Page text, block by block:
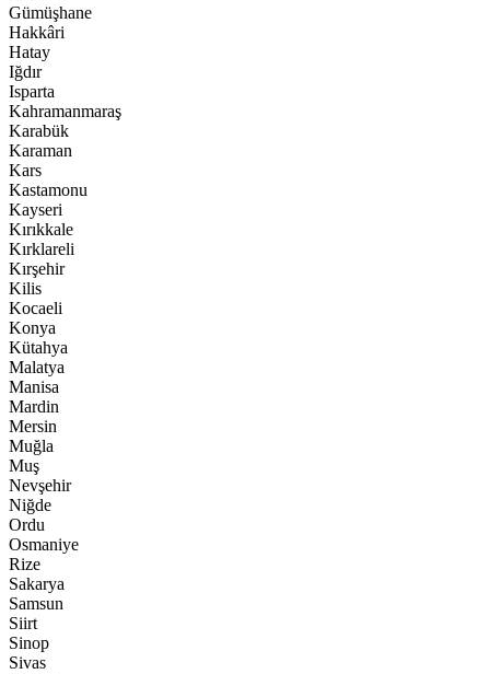
Gümüşhane
Hakkâri
Hatay
Iğdır
Isparta
Kahramanmaraş
Karabük
Karaman
Kars
Kastamonu
Kayseri
Kırıkkale
Kırklareli
Kırşehir
Kilis
Kocaeli
Konya
Kütahya
Malatya
Manisa
Mardin
Mersin
Muğla
Muş
Nevşehir
Niğde
Ordu
Osmaniye
Rize
Sakarya
Samsun
Siirt
Sinop
Sivas